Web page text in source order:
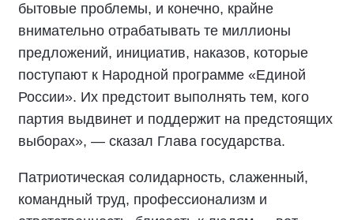
бытовые проблемы, и конечно, крайне
внимательно отрабатывать те миллионы
предложений, инициатив, наказов, которые
поступают к Народной программе «Единой
России». Их предстоит выполнять тем, кого
партия выдвинет и поддержит на предстоящих
выборах», — сказал Глава государства.
Патриотическая солидарность, слаженный,
командный труд, профессионализм и